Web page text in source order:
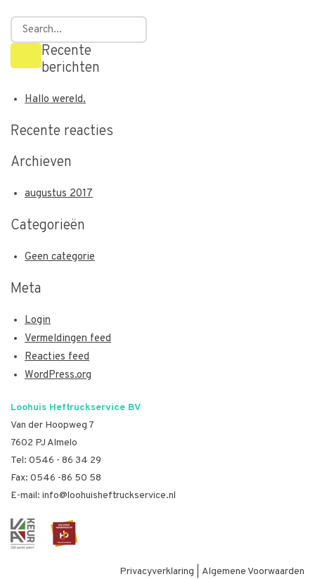
Recente
berichten
Hallo wereld.
Recente reacties
Archieven
augustus 2017
Categorieën
Geen categorie
Meta
Login
Vermeldingen feed
Reacties feed
WordPress.org
Loohuis Heftruckservice BV
Van der Hoopweg 7
7602 PJ Almelo
Tel: 0546 - 86 34 29
Fax: 0546 -86 50 58
E-mail: info@loohuisheftruckservice.nl
Privacyverklaring Algemene Voorwaarden